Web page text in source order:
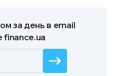
за день в email
finance.ua